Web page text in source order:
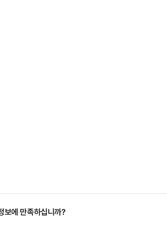
보에 만족하십니까?